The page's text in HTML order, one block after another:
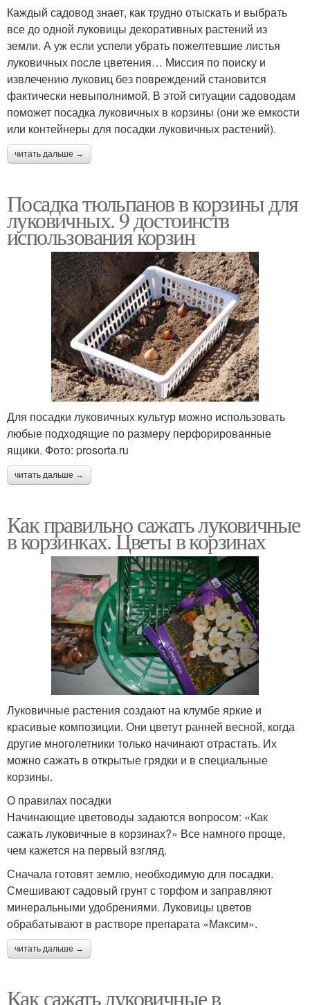
Каждый садовод знает, как трудно отыскать и выбрать
все до одной луковицы декоративных растений из
земли. А уж если успели убрать пожелтевшие листья
луковичных после цветения… Миссия по поиску и
извлечению луковиц без повреждений становится
фактически невыполнимой. В этой ситуации садоводам
поможет посадка луковичных в корзины (они же емкости
или контейнеры для посадки луковичных растений).
читать дальше →
Посадка тюльпанов в корзины для
луковичных. 9 достоинств
использования корзин
Для посадки луковичных культур можно использовать
любые подходящие по размеру перфорированные
ящики. Фото: prosorta.ru
читать дальше →
Как правильно сажать луковичные
в корзинках. Цветы в корзинах
Луковичные растения создают на клумбе яркие и
красивые композиции. Они цветут ранней весной, когда
другие многолетники только начинают отрастать. Их
можно сажать в открытые грядки и в специальные
корзины.
О правилах посадки
Начинающие цветоводы задаются вопросом: «Как
сажать луковичные в корзинах?» Все намного проще,
чем кажется на первый взгляд.
Сначала готовят землю, необходимую для посадки.
Смешивают садовый грунт с торфом и заправляют
минеральными удобрениями. Луковицы цветов
обрабатывают в растворе препарата «Максим».
читать дальше →
Как сажать луковичные в